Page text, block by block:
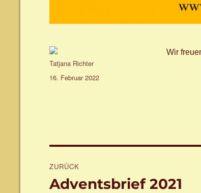
Wir
Autor
Tatjana Richter
Veröffentlicht
16. Februar 2022
ZURÜCK
Vorheriger
Adventsbrief 2021